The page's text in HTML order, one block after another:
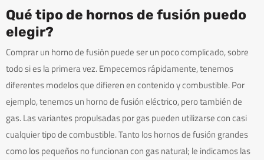
Qué tipo de hornos de fusión puedo
elegir?
Comprar un horno de fusión puede ser un poco complicado, sobre
todo si es la primera vez. Empecemos rápidamente, tenemos
diferentes modelos que difieren en contenido y combustible. Por
ejemplo, tenemos un horno de fusión eléctrico, pero también de
gas. Las variantes propulsadas por gas pueden utilizarse con casi
cualquier tipo de combustible. Tanto los hornos de fusión grandes
como los pequeños no funcionan con gas natural; le indicamos las